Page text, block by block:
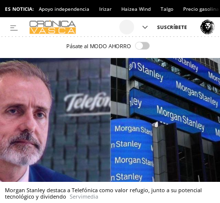
ES NOTICIA: Apoyo independencia Irizar Haizea Wind Talgo Precio gasolina
Pásate al MODO AHORRO
Morgan Stanley destaca a Telefónica como valor refugio, junto a su potencial
tecnológico y dividendo Servimedia